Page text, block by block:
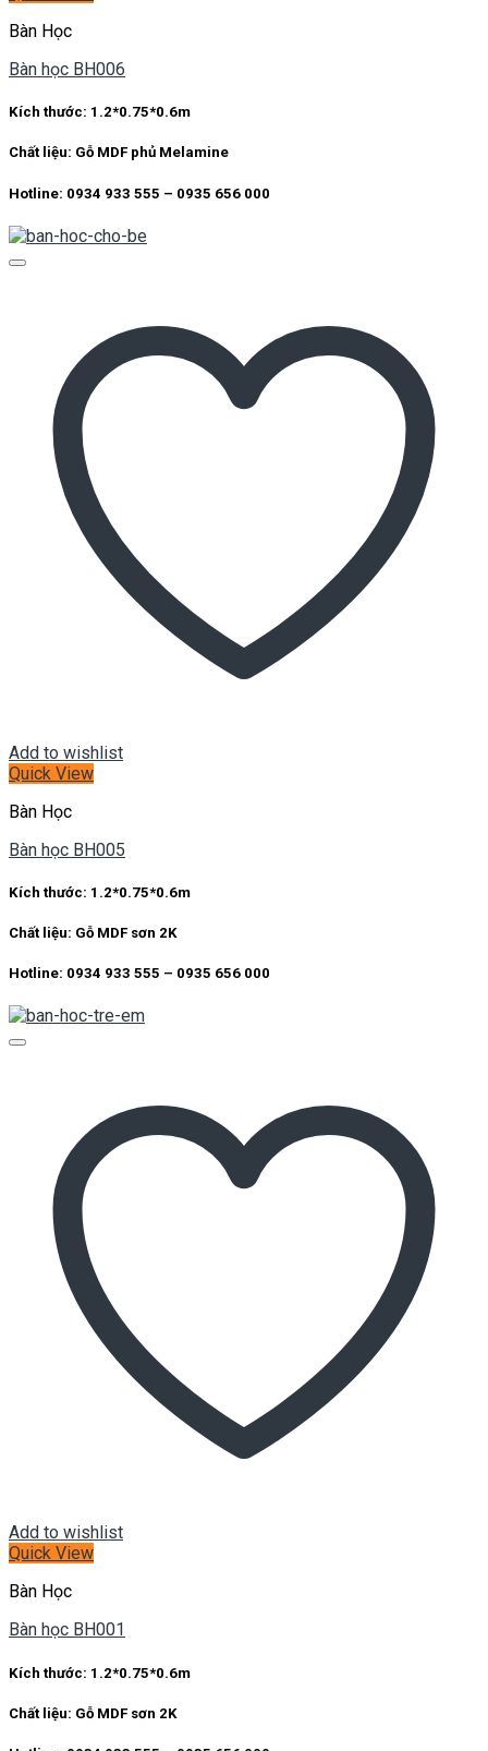
Bàn Học
Bàn học BH006
Kích thước: 1.2*0.75*0.6m
Chất liệu: Gỗ MDF phủ Melamine
Hotline: 0934 933 555 – 0935 656 000
Add to wishlist
Quick View
Bàn Học
Bàn học BH005
Kích thước: 1.2*0.75*0.6m
Chất liệu: Gỗ MDF sơn 2K
Hotline: 0934 933 555 – 0935 656 000
Add to wishlist
Quick View
Bàn Học
Bàn học BH001
Kích thước: 1.2*0.75*0.6m
Chất liệu: Gỗ MDF sơn 2K